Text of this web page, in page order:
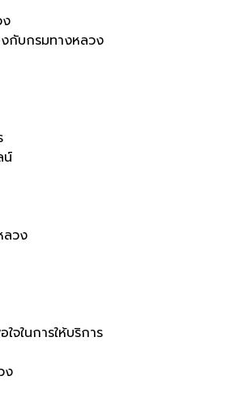
กับกรมทางหลวง
น์
ลวง
จในการให้บริการ
ง